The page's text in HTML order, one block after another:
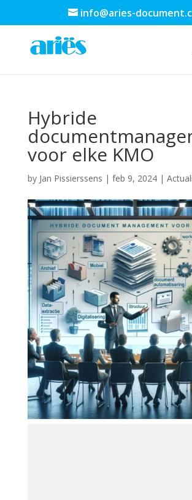
info@aries-
Hybride
voor elke KMO
by Jan Pissierssens | feb 9, 2024|